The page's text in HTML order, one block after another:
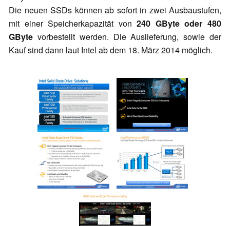
Die neuen SSDs können ab sofort in zwei Ausbaustufen,
mit einer Speicherkapazität von240 GByte oder 480
GByte vorbestellt werden. Die Auslieferung, sowie der
Kauf sind dann laut Intel ab dem 18. März 2014 möglich.